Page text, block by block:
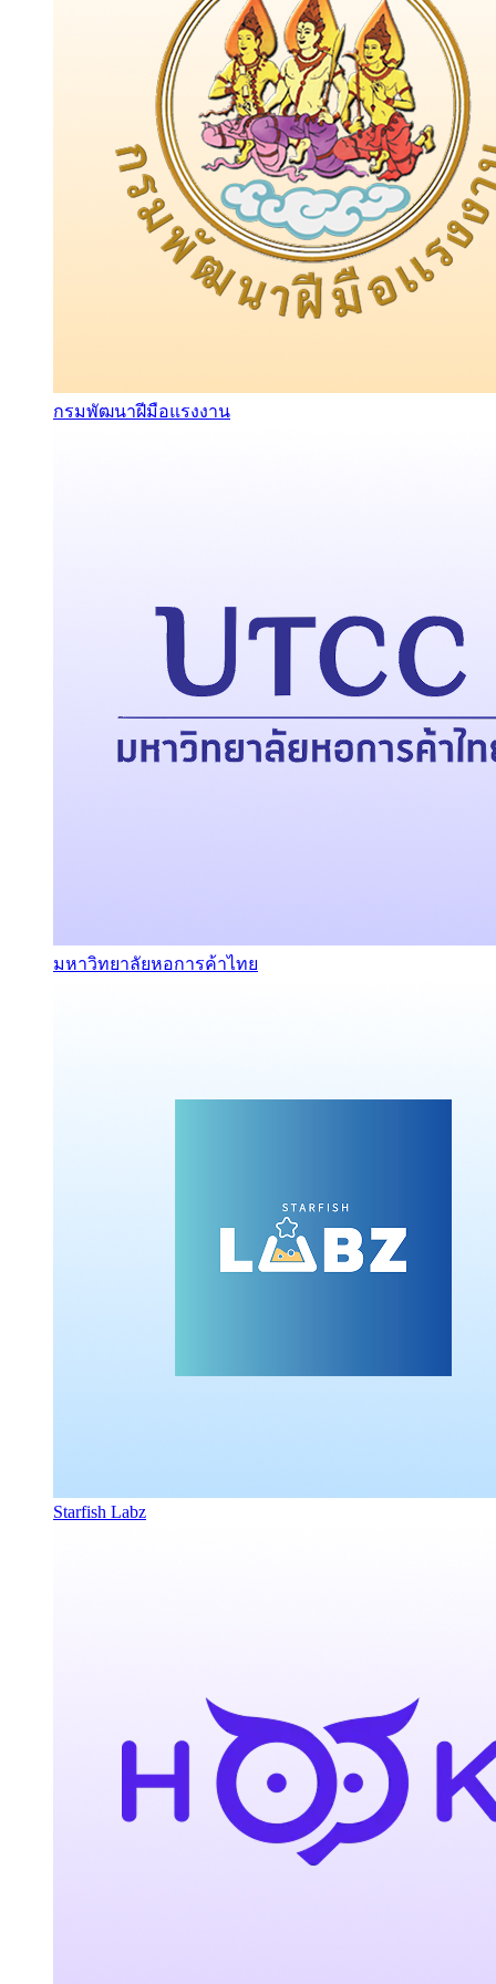
กรมพัฒนาฝีมือแรงงาน
มหาวิทยาลัยหอการค้าไทย
Starfish Labz